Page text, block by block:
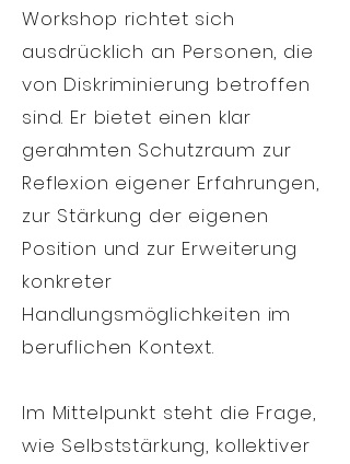
Workshop richtet sich
ausdrücklich an Personen, die
von Diskriminierung betroffen
sind. Er bietet einen klar
gerahmten Schutzraum zur
Reflexion eigener Erfahrungen,
zur Stärkung der eigenen
Position und zur Erweiterung
konkreter
Handlungsmöglichkeiten im
beruflichen Kontext.
Im Mittelpunkt steht die Frage,
wie Selbststärkung, kollektiver